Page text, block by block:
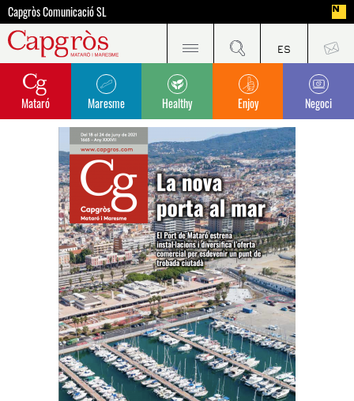
Capgròs Comunicació SL
Mataró Maresme Healthy Enjoy Negoci